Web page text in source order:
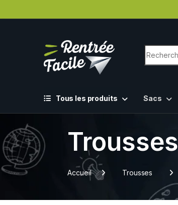
Tous les produits Sacs
Trousses
Accueil Trousses